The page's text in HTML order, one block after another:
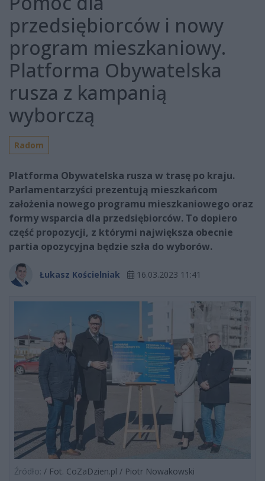
przedsiębiorców i nowy
program mieszkaniowy.
Platforma Obywatelska
rusza z kampanią
wyborczą
Radom
Platforma Obywatelska rusza w trasę po kraju.
Parlamentarzyści prezentują mieszkańcom
założenia nowego programu mieszkaniowego oraz
formy wsparcia dla przedsiębiorców. To dopiero
część propozycji, z którymi największa obecnie
partia opozycyjna będzie szła do wyborów.
Łukasz Kościelniak 16.03.2023 11:41
Źródło: / Fot. CoZaDzien.pl / Piotr Nowakowski